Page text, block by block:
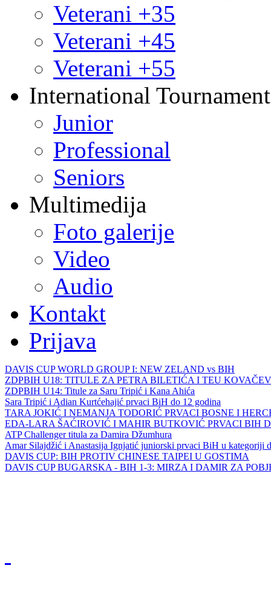
Veterani +35
Veterani +45
Veterani +55
International
Junior
Professional
Seniors
Multimedija
Foto galerije
Video
Audio
Kontakt
Prijava
DAVIS CUP WORLD GROUP I: NEW ZELAND vs BIH
ZDPBIH U18: TITULE ZA PETRA BILETIĆA I TEU
ZDPBIH U14: Titule za Saru Tripić i Kana Ahića
Sara Tripić i Adian Kurtćehajić prvaci BiH do 12 godina
TARA JOKIĆ I NEMANJA TODORIĆ PRVACI BOSNE I
EDA-LARA ŠAĆIROVIĆ I MAHIR BUTKOVIĆ PRVACI BIH
ATP Challenger titula za Damira Džumhura
Amar Silajdžić i Anastasija Ignjatić juniorski prvaci BiH u kategoriji
DAVIS CUP: BIH PROTIV CHINESE TAIPEI U GOSTIMA
DAVIS CUP BUGARSKA - BIH 1-3: MIRZA I DAMIR ZA